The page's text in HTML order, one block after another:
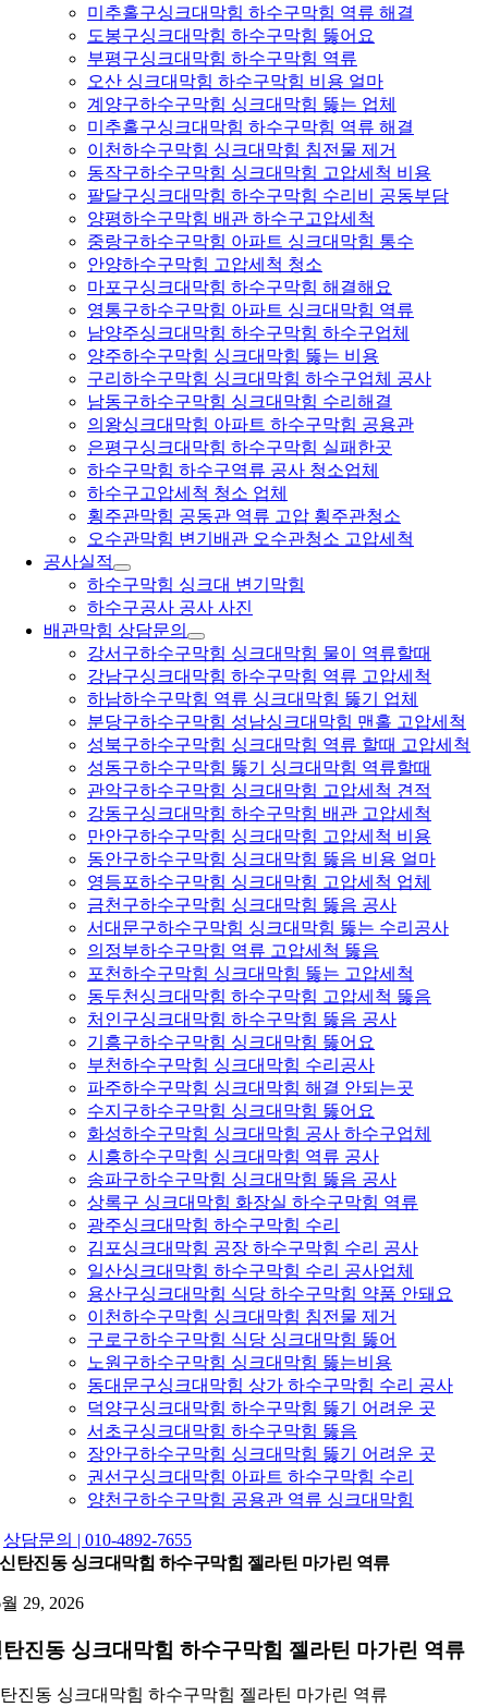
미추홀구싱크대막힘 하수구막힘 역류 해결
도봉구싱크대막힘 하수구막힘 뚫어요
부평구싱크대막힘 하수구막힘 역류
오산 싱크대막힘 하수구막힘 비용 얼마
계양구하수구막힘 싱크대막힘 뚫는 업체
미추홀구싱크대막힘 하수구막힘 역류 해결
이천하수구막힘 싱크대막힘 침전물 제거
동작구하수구막힘 싱크대막힘 고압세척 비용
팔달구싱크대막힘 하수구막힘 수리비 공동부담
양평하수구막힘 배관 하수구고압세척
중랑구하수구막힘 아파트 싱크대막힘 통수
안양하수구막힘 고압세척 청소
마포구싱크대막힘 하수구막힘 해결해요
영통구하수구막힘 아파트 싱크대막힘 역류
남양주싱크대막힘 하수구막힘 하수구업체
양주하수구막힘 싱크대막힘 뚫는 비용
구리하수구막힘 싱크대막힘 하수구업체 공사
남동구하수구막힘 싱크대막힘 수리해결
의왕싱크대막힘 아파트 하수구막힘 공용관
은평구싱크대막힘 하수구막힘 실패한곳
하수구막힘 하수구역류 공사 청소업체
하수구고압세척 청소 업체
횡주관막힘 공동관 역류 고압 횡주관청소
오수관막힘 변기배관 오수관청소 고압세척
공사실적
하수구막힘 싱크대 변기막힘
하수구공사 공사 사진
배관막힘 상담문의
강서구하수구막힘 싱크대막힘 물이 역류할때
강남구싱크대막힘 하수구막힘 역류 고압세척
하남하수구막힘 역류 싱크대막힘 뚫기 업체
분당구하수구막힘 성남싱크대막힘 맨홀 고압세척
성북구하수구막힘 싱크대막힘 역류 할때 고압세척
성동구하수구막힘 뚫기 싱크대막힘 역류할때
관악구하수구막힘 싱크대막힘 고압세척 견적
강동구싱크대막힘 하수구막힘 배관 고압세척
만안구하수구막힘 싱크대막힘 고압세척 비용
동안구하수구막힘 싱크대막힘 뚫음 비용 얼마
영등포하수구막힘 싱크대막힘 고압세척 업체
금천구하수구막힘 싱크대막힘 뚫음 공사
서대문구하수구막힘 싱크대막힘 뚫는 수리공사
의정부하수구막힘 역류 고압세척 뚫음
포천하수구막힘 싱크대막힘 뚫는 고압세척
동두천싱크대막힘 하수구막힘 고압세척 뚫음
처인구싱크대막힘 하수구막힘 뚫음 공사
기흥구하수구막힘 싱크대막힘 뚫어요
부천하수구막힘 싱크대막힘 수리공사
파주하수구막힘 싱크대막힘 해결 안되는곳
수지구하수구막힘 싱크대막힘 뚫어요
화성하수구막힘 싱크대막힘 공사 하수구업체
시흥하수구막힘 싱크대막힘 역류 공사
송파구하수구막힘 싱크대막힘 뚫음 공사
상록구 싱크대막힘 화장실 하수구막힘 역류
광주싱크대막힘 하수구막힘 수리
김포싱크대막힘 공장 하수구막힘 수리 공사
일산싱크대막힘 하수구막힘 수리 공사업체
용산구싱크대막힘 식당 하수구막힘 약품 안돼요
이천하수구막힘 싱크대막힘 침전물 제거
구로구하수구막힘 식당 싱크대막힘 뚫어
노원구하수구막힘 싱크대막힘 뚫는비용
동대문구싱크대막힘 상가 하수구막힘 수리 공사
덕양구싱크대막힘 하수구막힘 뚫기 어려운 곳
서초구싱크대막힘 하수구막힘 뚫음
장안구하수구막힘 싱크대막힘 뚫기 어려운 곳
권선구싱크대막힘 아파트 하수구막힘 수리
양천구하수구막힘 공용관 역류 싱크대막힘
상담문의 | 010-4892-7655
신탄진동 싱크대막힘 하수구막힘 젤라틴 마가린 역류
29, 2026
진동 싱크대막힘 하수구막힘 젤라틴 마가린 역류
진동 싱크대막힘 하수구막힘 젤라틴 마가린 역류